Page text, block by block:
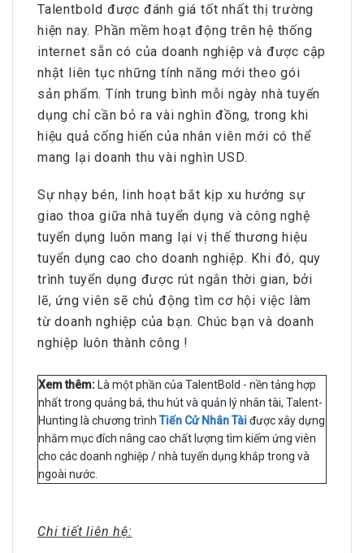
Talentbold được đánh giá tốt nhất thị trường
hiện nay. Phần mềm hoạt động trên hệ thống
internet sẵn có của doanh nghiệp và được cập
nhật liên tục những tính năng mới theo gói
sản phẩm. Tính trung bình mỗi ngày nhà tuyển
dụng chỉ cần bỏ ra vài nghìn đồng, trong khi
hiệu quả cống hiến của nhân viên mới có thể
mang lại doanh thu vài nghìn USD.
Sự nhạy bén, linh hoạt bắt kịp xu hướng sự
giao thoa giữa nhà tuyển dụng và công nghệ
tuyển dụng luôn mang lại vị thế thương hiệu
tuyển dụng cao cho doanh nghiệp. Khi đó, quy
trình tuyển dụng được rút ngắn thời gian, bởi
lẽ, ứng viên sẽ chủ động tìm cơ hội việc làm
từ doanh nghiệp của bạn. Chúc bạn và doanh
nghiệp luôn thành công !
Xem thêm:Là một phần của TalentBold - nền tảng hợp
nhất trong quảng bá, thu hút và quản lý nhân tài, Talent-
Hunting là chương trình Tiến Cử Nhân Tàiđược xây dựng
nhằm mục đích nâng cao chất lượng tìm kiếm ứng viên
cho các doanh nghiệp / nhà tuyển dụng khắp trong và
ngoài nước.
Chi tiết liên hệ: